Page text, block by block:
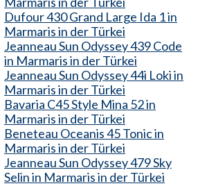
Dufour 430 Grand Large Ida 1 in
Marmaris in der Türkei
Jeanneau Sun Odyssey 439 Code
in Marmaris in der Türkei
Jeanneau Sun Odyssey 44i Loki in
Marmaris in der Türkei
Bavaria C45 Style Mina 52 in
Marmaris in der Türkei
Beneteau Oceanis 45 Tonic in
Marmaris in der Türkei
Jeanneau Sun Odyssey 479 Sky
Selin in Marmaris in der Türkei